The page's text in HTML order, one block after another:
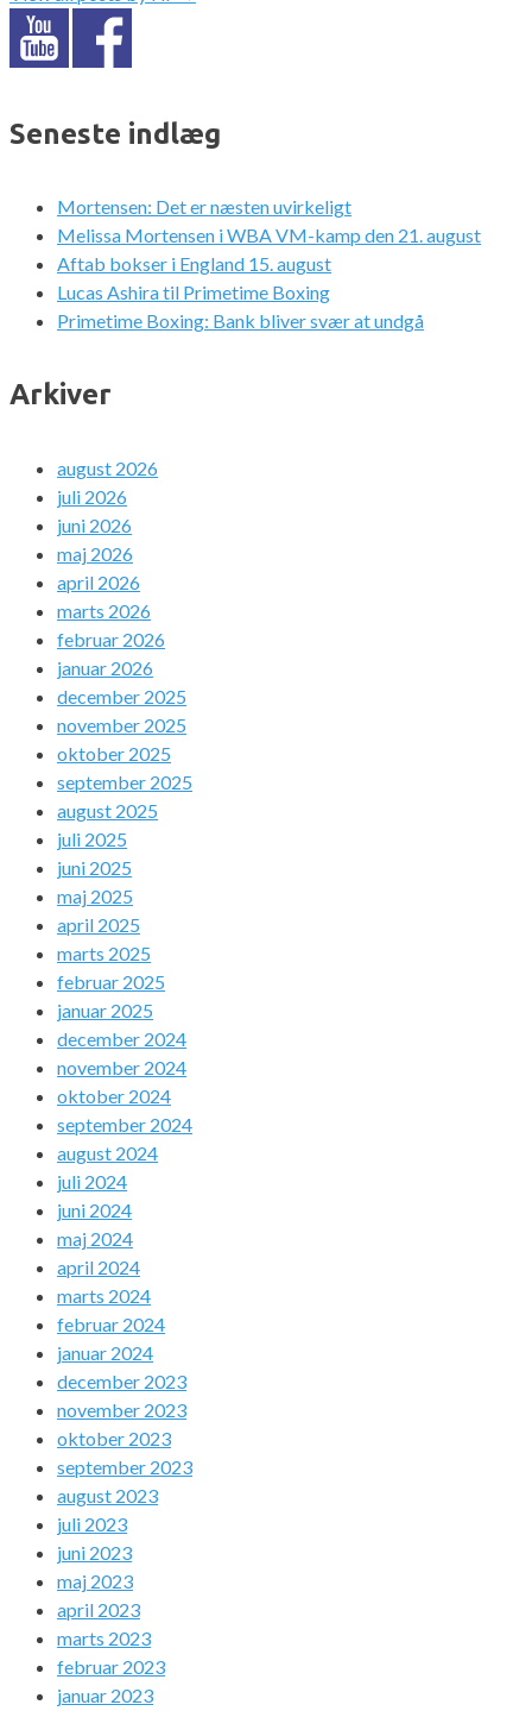
Seneste indlæg
Mortensen: Det er næsten uvirkeligt
Melissa Mortensen i WBA VM-kamp den 21. august
Aftab bokser i England 15. august
Lucas Ashira til Primetime Boxing
Primetime Boxing: Bank bliver svær at undgå
Arkiver
august 2026
juli 2026
juni 2026
maj 2026
april 2026
marts 2026
februar 2026
januar 2026
december 2025
november 2025
oktober 2025
september 2025
august 2025
juli 2025
juni 2025
maj 2025
april 2025
marts 2025
februar 2025
januar 2025
december 2024
november 2024
oktober 2024
september 2024
august 2024
juli 2024
juni 2024
maj 2024
april 2024
marts 2024
februar 2024
januar 2024
december 2023
november 2023
oktober 2023
september 2023
august 2023
juli 2023
juni 2023
maj 2023
april 2023
marts 2023
februar 2023
januar 2023